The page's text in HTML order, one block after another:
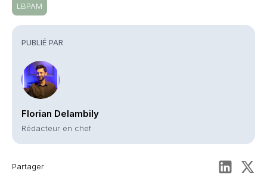
PUBLIÉ PAR
Florian Delambily
Rédacteur en chef
Partager
LBPAM